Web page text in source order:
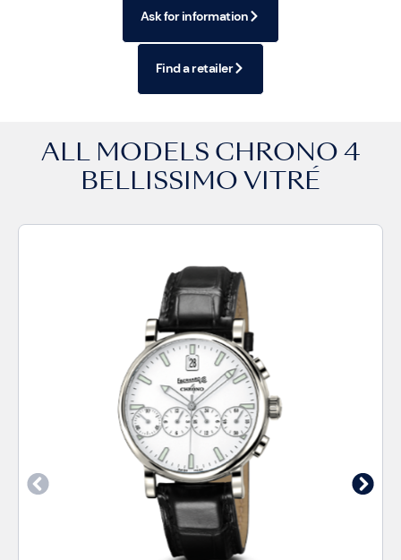
Ask for information
Find a retailer
ALL MODELS CHRONO 4
BELLISSIMO VITRÉ